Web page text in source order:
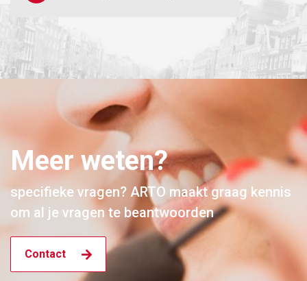
Meer weten?
specifieke vragen? ARTO maakt graag kennis
om al je vragen te beantwoorden
Contact